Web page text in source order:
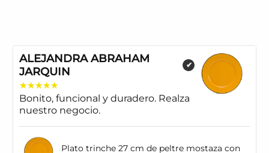
ALEJANDRA ABRAHAM
JARQUIN
✔
Bonito, funcional y duradero. Realza
nuestro negocio.
Plato trinche 27 cm de peltre mostaza con